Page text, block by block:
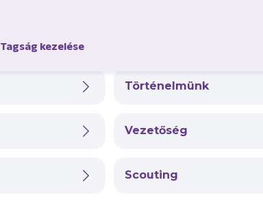
Tagság kezelése
Történelmünk
Vezetőség
Scouting